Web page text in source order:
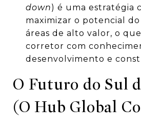
down) é uma estratégia
maximizar o potencial
áreas de alto valor, o
corretor com
desenvolvimento e
O Futuro do Sul
(O Hub Global